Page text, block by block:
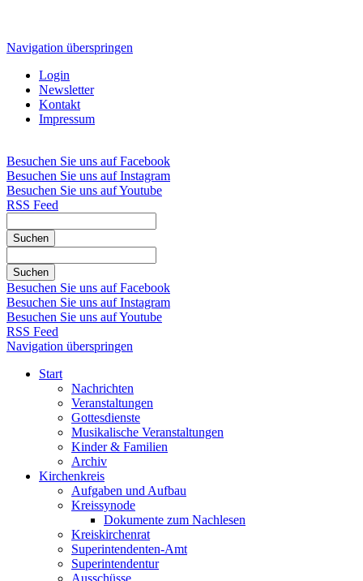
Navigation überspringen
Login
Newsletter
Kontakt
Impressum
Besuchen Sie uns auf Facebook
Besuchen Sie uns auf Instagram
Besuchen Sie uns auf Youtube
RSS Feed
Suchen
Suchen
Besuchen Sie uns auf Facebook
Besuchen Sie uns auf Instagram
Besuchen Sie uns auf Youtube
RSS Feed
Navigation überspringen
Start
Nachrichten
Veranstaltungen
Gottesdienste
Musikalische Veranstaltungen
Kinder & Familien
Archiv
Kirchenkreis
Aufgaben und Aufbau
Kreissynode
Dokumente zum Nachlesen
Kreiskirchenrat
Superintendenten-Amt
Superintendentur
Ausschüsse